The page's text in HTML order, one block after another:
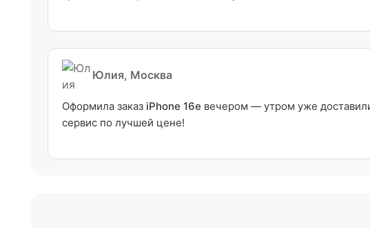
Юлия, Москва
Оформила заказ iPhone 16e вечером — утром уже
сервис по лучшей цене!